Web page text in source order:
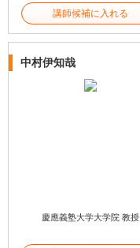
講師候補に入れる
中村伊知哉
慶應義塾大学大学院 教授